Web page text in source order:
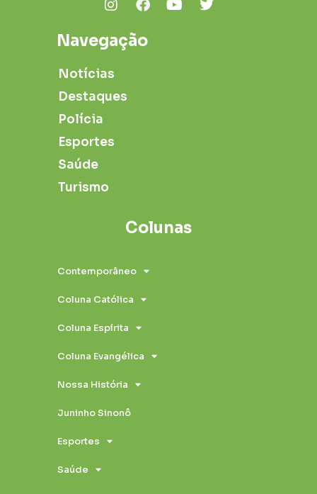
Navegação
Notícias
Destaques
Polícia
Esportes
Saúde
Turismo
Colunas
Contemporâneo
Coluna Católica
Coluna Espírita
Coluna Evangélica
Nossa História
Juninho Sinonô
Esportes
Saúde